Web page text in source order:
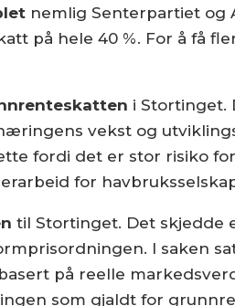
nemlig Senterpartiet
på hele 40 %. For å få
i Stortinget.
vekst og
fordi det er stor risiko
for
til Stortinget. Det skjedde
I saken
på reelle
som gjaldt for